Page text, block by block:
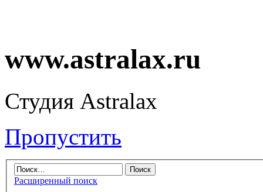
www.astralax.ru
Студия Astralax
Пропустить
Расширенный поиск